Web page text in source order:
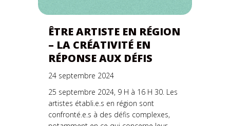
ÊTRE ARTISTE EN RÉGION
– LA CRÉATIVITÉ EN
RÉPONSE AUX DÉFIS
24 septembre 2024
25 septembre 2024, 9 H à 16 H 30. Les
artistes établi.e.s en région sont
confronté.e.s à des défis complexes,